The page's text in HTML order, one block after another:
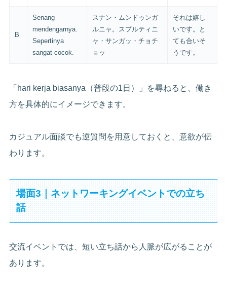
B
Senang
mendengarnya.
Sepertinya
sangat cocok.
スナン・ムンドゥンガ
ルニャ。スプルティニ
ャ・サンガッ・チョチ
ョッ
それは嬉し
いです。と
ても合いそ
うです。
「hari kerja biasanya（普段の1日）」を尋ねると、働き
方を具体的にイメージできます。
カジュアル面談でも逆質問を用意しておくと、意欲が伝
わります。
場面3｜ネットワーキングイベントでの立ち
話
交流イベントでは、短い立ち話から人脈が広がることが
あります。